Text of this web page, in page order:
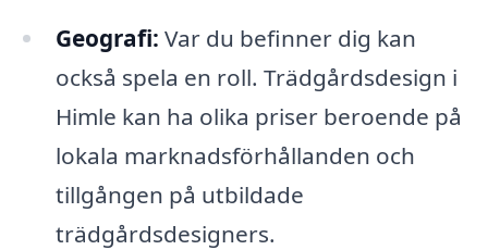
Geografi: Var du befinner dig kan
också spela en roll. Trädgårdsdesign i
Himle kan ha olika priser beroende på
lokala marknadsförhållanden och
tillgången på utbildade
trädgårdsdesigners.